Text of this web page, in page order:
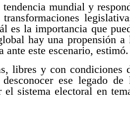
mundial y
es la importancia que
hay una propensión a
este escenario, estimó.
libres y con condiciones
ese legado de
sistema electoral en